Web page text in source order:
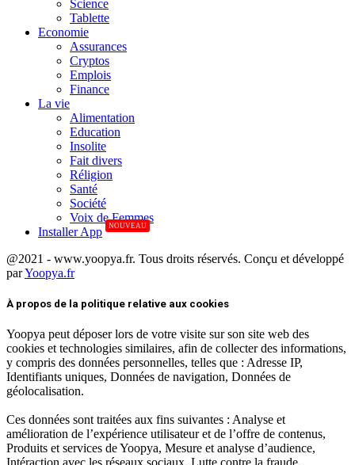
Science
Tablette
Economie
Assurances
Cryptos
Emplois
Finance
La vie
Alimentation
Education
Insolite
Fait divers
Réligion
Santé
Société
Voix de Femmes
Installer App
NOUVEAU
@2021 - www.yoopya.fr. Tous droits réservés. Conçu et développé
parYoopya.fr
À propos de la politique relative aux cookies
Yoopya peut déposer lors de votre visite sur son site web des
cookies et technologies similaires, afin de collecter des informations,
y compris des données personnelles, telles que : Adresse IP,
Identifiants uniques, Données de navigation, Données de
géolocalisation.
Ces données sont traitées aux fins suivantes : Analyse et
amélioration de l’expérience utilisateur et de l’offre de contenus,
Produits et services de Yoopya, Mesure et analyse d’audience,